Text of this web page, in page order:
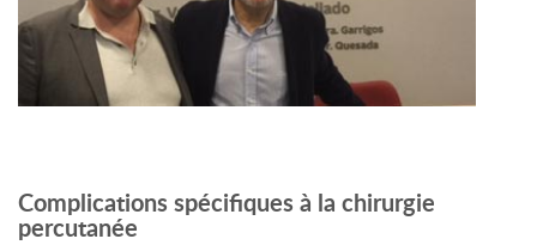
Complications spécifiques à la chirurgie
percutanée